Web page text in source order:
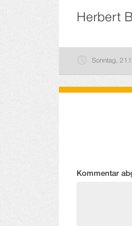
Herbert
Sonntag,
Kommentar